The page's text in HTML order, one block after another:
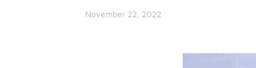
November 22, 2022